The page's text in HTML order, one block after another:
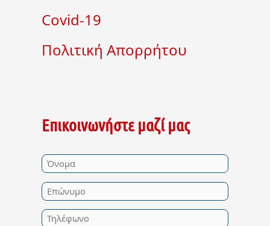
Covid-19
Πολιτική Απορρήτου
Επικοινωνήστε μαζί μας